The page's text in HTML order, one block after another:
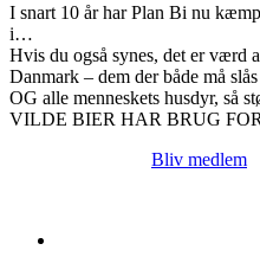
I snart 10 år har Plan Bi nu
i…
Hvis du også synes, det er værd
Danmark – dem der både må
OG alle menneskets husdyr, så
VILDE BIER HAR BRUG
Bliv medlem